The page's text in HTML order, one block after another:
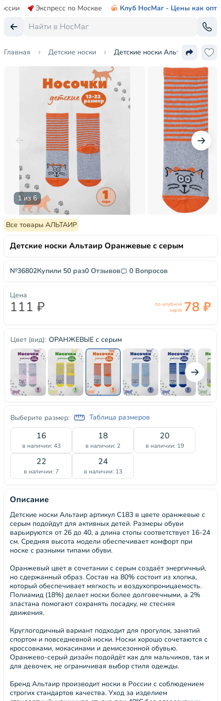
Экспресс по Москве Клуб НосМаг - Цены как опт
Главная Детские носки Детские носки Альтаир
1 из 6
Все товары АЛЬТАИР
Детские носки Альтаир Оранжевые с серым
№36802Купили 50 раз0 Отзывов 0 Вопросов
Цвет (вид): ОРАНЖЕВЫЕ с серым
Выберите размер: Таблица размеров
16
в наличии: 43
18
в наличии: 2
20
в наличии: 19
22
в наличии: 7
24
в наличии: 13
Цена
111 ₽
по клубной
карте 78 ₽
Описание
Детские носки Альтаир артикул С183 в цвете оранжевые с
серым подойдут для активных детей. Размеры обуви
варьируются от 26 до 40, а длина стопы соответствует 16-24
см. Средняя высота модели обеспечивает комфорт при
носке с разными типами обуви.
Оранжевый цвет в сочетании с серым создаёт энергичный,
но сдержанный образ. Состав на 80% состоит из хлопка,
который обеспечивает мягкость и воздухопроницаемость.
Полиамид (18%) делает носки более долговечными, а 2%
эластана помогают сохранять посадку, не стесняя
движения.
Круглогодичный вариант подходит для прогулок, занятий
спортом и повседневной носки. Носки хорошо сочетаются с
кроссовками, мокасинами и демисезонной обувью.
Оранжево-серый дизайн подойдёт как для мальчиков, так и
для девочек, не ограничивая выбор стиля одежды.
Бренд Альтаир производит носки в России с соблюдением
строгих стандартов качества. Уход за изделием